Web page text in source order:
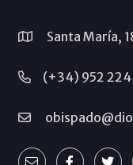
Santa María,
(+34) 952 224